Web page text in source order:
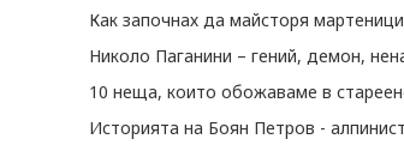
Как започнах да майсторя мартеници